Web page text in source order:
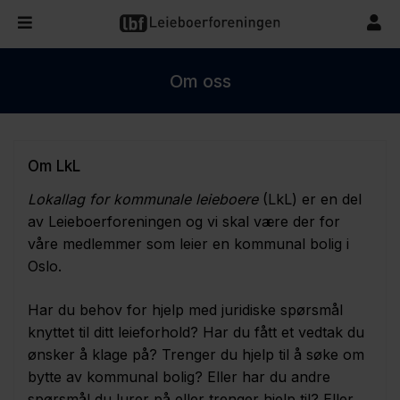
Om oss
Om LkL
Lokallag for kommunale leieboere(LkL) er en del
av Leieboerforeningen og vi skal være der for
våre medlemmer som leier en kommunal bolig i
Oslo.
Har du behov for hjelp med juridiske spørsmål
knyttet til ditt leieforhold? Har du fått et vedtak du
ønsker å klage på? Trenger du hjelp til å søke om
bytte av kommunal bolig? Eller har du andre